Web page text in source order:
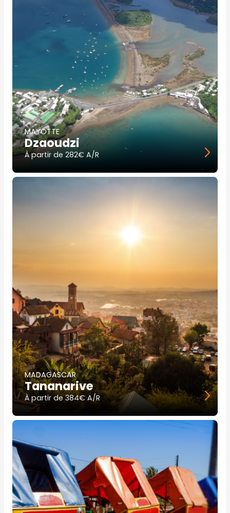
MAYOTTE
Dzaoudzi
À partir de 282€ A/R
Image
MADAGASCAR
Tananarive
À partir de384€ A/R
Image
principale